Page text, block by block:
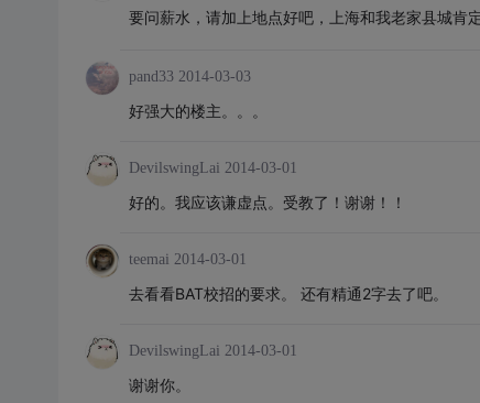
要问薪水，请加上地点好吧，上海和我老家县城肯
pand33 2014-03-03
好强大的楼主。。。
DevilswingLai 2014-03-01
好的。我应该谦虚点。受教了！谢谢！！
teemai 2014-03-01
去看看BAT校招的要求。 还有精通2字去了吧。
DevilswingLai 2014-03-01
谢谢你。